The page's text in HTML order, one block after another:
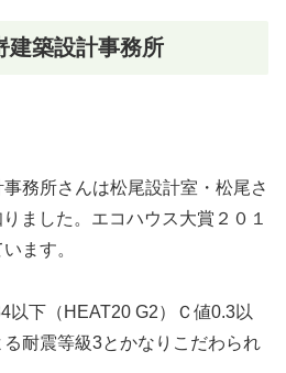
築設計事務所
務所さんは松尾設計室・松尾さ
ました。エコハウス大賞２０１
ます。
以下（HEAT20 G2）Ｃ値0.3以
耐震等級3とかなりこだわられ